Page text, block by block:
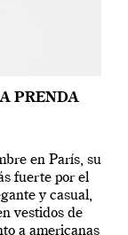
PRENDA
en París, su
fuerte por el
y casual,
vestidos de
a americanas